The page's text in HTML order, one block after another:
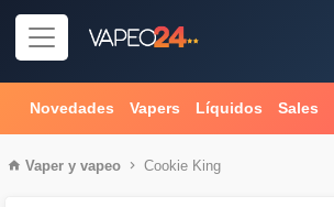
Novedades Vapers Líquidos Sales
Vaper y vapeo Cookie King